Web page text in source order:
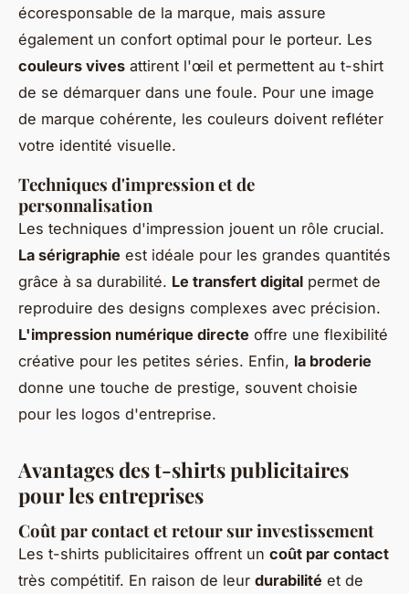
écoresponsable de la marque, mais assure
également un confort optimal pour le porteur. Les
couleurs vives attirent l'œil et permettent au t-shirt
de se démarquer dans une foule. Pour une image
de marque cohérente, les couleurs doivent refléter
votre identité visuelle.
Techniques d'impression et de
personnalisation
Les techniques d'impression jouent un rôle crucial.
La sérigraphie est idéale pour les grandes quantités
grâce à sa durabilité. Le transfert digital permet de
reproduire des designs complexes avec précision.
L'impression numérique directe offre une flexibilité
créative pour les petites séries. Enfin, la broderie
donne une touche de prestige, souvent choisie
pour les logos d'entreprise.
Avantages des t-shirts publicitaires
pour les entreprises
Coût par contact et retour sur investissement
Les t-shirts publicitaires offrent un coût par contact
très compétitif. En raison de leur durabilité et de